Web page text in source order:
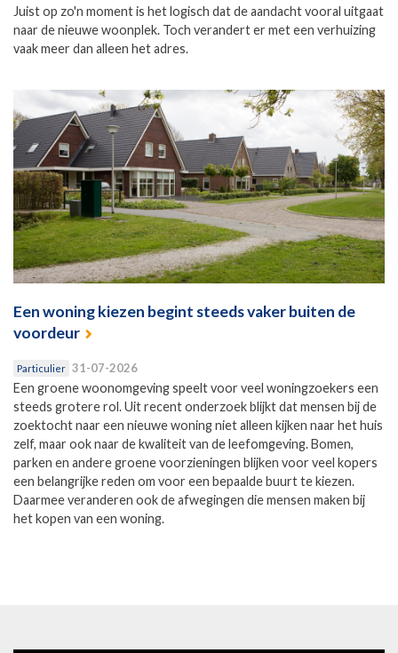
Juist op zo'n moment is het logisch dat de aandacht vooral uitgaat
naar de nieuwe woonplek. Toch verandert er met een verhuizing
vaak meer dan alleen het adres.
Een woning kiezen begint steeds vaker buiten de
voordeur
Particulier 31-07-2026
Een groene woonomgeving speelt voor veel woningzoekers een
steeds grotere rol. Uit recent onderzoek blijkt dat mensen bij de
zoektocht naar een nieuwe woning niet alleen kijken naar het huis
zelf, maar ook naar de kwaliteit van de leefomgeving. Bomen,
parken en andere groene voorzieningen blijken voor veel kopers
een belangrijke reden om voor een bepaalde buurt te kiezen.
Daarmee veranderen ook de afwegingen die mensen maken bij
het kopen van een woning.